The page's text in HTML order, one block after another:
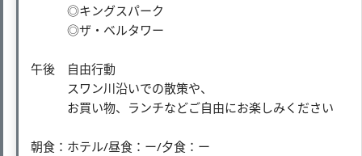
◎キングスパーク
◎ザ・ベルタワー
午後 自由行動
スワン川沿いでの散策や、
お買い物、ランチなどご自由にお楽しみください
朝食：ホテル/昼食：ー/夕食：ー